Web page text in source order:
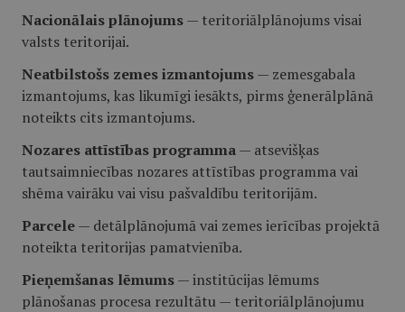
Nacionālais plānojums— teritoriālplānojums visai
valsts teritorijai.
Neatbilstošs zemes izmantojums— zemesgabala
izmantojums, kas likumīgi iesākts, pirms ģenerālplānā
noteikts cits izmantojums.
Nozares attīstības programma— atsevišķas
tautsaimniecības nozares attīstības programma vai
shēma vairāku vai visu pašvaldību teritorijām.
Parcele— detālplānojumā vai zemes ierīcības projektā
noteikta teritorijas pamatvienība.
Pieņemšanas lēmums— institūcijas lēmums
plānošanas procesa rezultātu — teritoriālplānojumu